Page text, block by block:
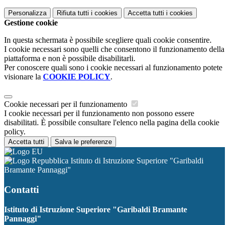
Personalizza Rifiuta tutti i cookies Accetta tutti i cookies
Gestione cookie
In questa schermata è possibile scegliere quali cookie consentire.
I cookie necessari sono quelli che consentono il funzionamento della
piattaforma e non è possibile disabilitarli.
Per conoscere quali sono i cookie necessari al funzionamento potete
visionare la COOKIE POLICY.
Cookie necessari per il funzionamento
I cookie necessari per il funzionamento non possono essere
disabilitati. È possibile consultare l'elenco nella pagina della cookie
policy.
Accetta tutti Salva le preferenze
Istituto di Istruzione Superiore "Garibaldi
Bramante Pannaggi"
Contatti
Istituto di Istruzione Superiore "Garibaldi Bramante
Pannaggi"